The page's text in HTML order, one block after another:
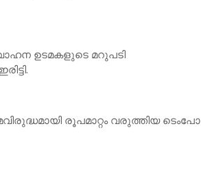
ഉടമകളുടെ മറുപടി
രൂപമാറ്റം വരുത്തിയ ടെംപോ